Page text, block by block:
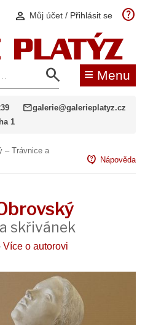
person Můj účet / Přihlásit se help
search ≡ Menu
mailgalerie@galerieplatyz.cz
1
– Trávnice a
contact_support Nápověda
skřivánek
Více o autorovi